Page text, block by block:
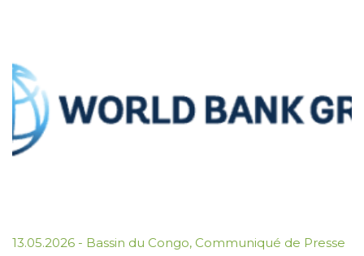
13.05.2026 - Bassin du Congo, Communiqué de Presse